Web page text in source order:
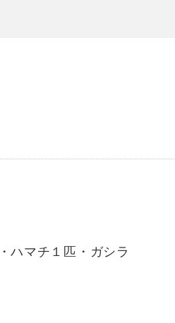
ハマチ１匹・ガシラ